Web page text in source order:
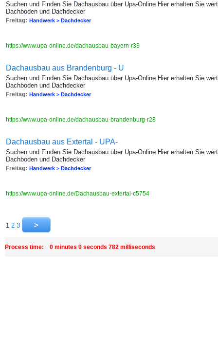
Suchen und Finden Sie Dachausbau über Upa-Online Hier erhalten Sie
Dachboden und Dachdecker
Freitag: Handwerk > Dachdecker
https://www.upa-online.de/dachausbau-bayern-r33
Dachausbau aus Brandenburg - U
Suchen und Finden Sie Dachausbau über Upa-Online Hier erhalten Sie
Dachboden und Dachdecker
Freitag: Handwerk > Dachdecker
https://www.upa-online.de/dachausbau-brandenburg-r28
Dachausbau aus Extertal - UPA-
Suchen und Finden Sie Dachausbau über Upa-Online Hier erhalten Sie
Dachboden und Dachdecker
Freitag: Handwerk > Dachdecker
https://www.upa-online.de/Dachausbau-extertal-c5754
1 2 3
Process time: 0 minutes 0 seconds 782 milliseconds